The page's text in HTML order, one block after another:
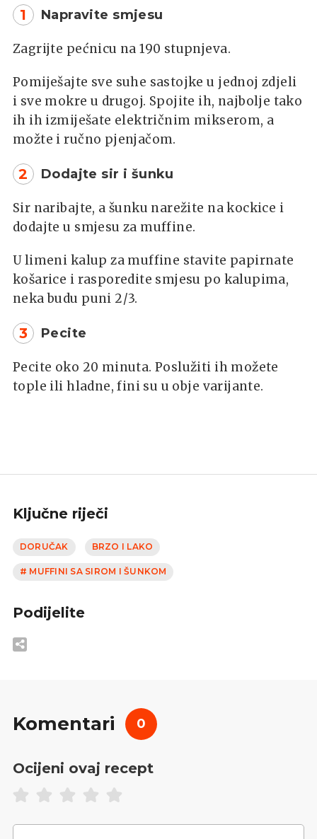
1 Napravite smjesu
Zagrijte pećnicu na 190 stupnjeva.
Pomiješajte sve suhe sastojke u jednoj zdjeli
i sve mokre u drugoj. Spojite ih, najbolje tako
ih ih izmiješate električnim mikserom, a
možte i ručno pjenjačom.
2 Dodajte sir i šunku
Sir naribajte, a šunku narežite na kockice i
dodajte u smjesu za muffine.
U limeni kalup za muffine stavite papirnate
košarice i rasporedite smjesu po kalupima,
neka budu puni 2/3.
3 Pecite
Pecite oko 20 minuta. Poslužiti ih možete
tople ili hladne, fini su u obje varijante.
Ključne riječi
DORUČAK BRZO I LAKO
# MUFFINI SA SIROM I ŠUNKOM
Podijelite
Komentari 0
Ocijeni ovaj recept